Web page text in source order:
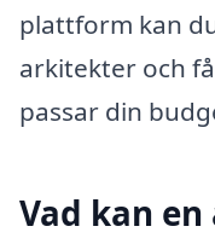
plattform kan
arkitekter och
passar din
Vad kan